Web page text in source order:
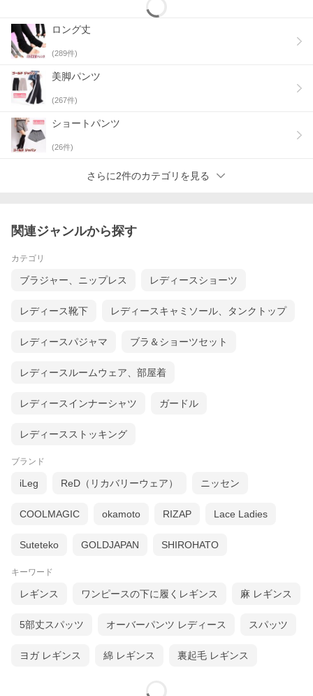
ロング丈
(289件)
美脚パンツ
(267件)
ショートパンツ
(26件)
さらに2件のカテゴリを見る
関連ジャンルから探す
カテゴリ
ブラジャー、ニップレス レディースショーツ
レディース靴下 レディースキャミソール、タンクトップ
レディースパジャマ ブラ＆ショーツセット
レディースルームウェア、部屋着
レディースインナーシャツ ガードル
レディースストッキング
ブランド
iLeg ReD（リカバリーウェア） ニッセン
COOLMAGIC okamoto RIZAP Lace Ladies
Suteteko GOLDJAPAN SHIROHATO
キーワード
レギンス ワンピースの下に履くレギンス 麻 レギンス
5部丈スパッツ オーバーパンツ レディース スパッツ
ヨガ レギンス 綿 レギンス 裏起毛 レギンス